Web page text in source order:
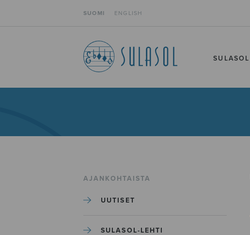
SUOMI ENGLISH
SULASOL
AJANKOHTAISTA
UUTISET
SULASOL-LEHTI